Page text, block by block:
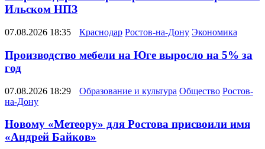
Ильском НПЗ
07.08.2026 18:35 Краснодар Ростов-на-Дону Экономика
Производство мебели на Юге выросло на 5% за
год
07.08.2026 18:29 Образование и культура Общество Ростов-
на-Дону
Новому «Метеору» для Ростова присвоили имя
«Андрей Байков»